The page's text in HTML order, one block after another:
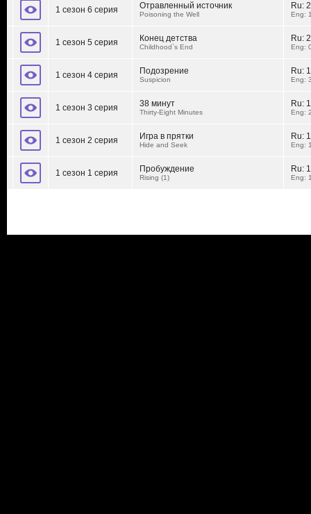
1 сезон 6 серия Отравленный источник
Poisoning the Well
Ru:
Eng:
1 сезон 5 серия Конец детства
Childhood`s End
Ru:
Eng:
1 сезон 4 серия Подозрение
Suspicion
Ru:
Eng:
1 сезон 3 серия 38 минут
Thirty-Eight Minutes
Ru:
Eng:
1 сезон 2 серия Игра в прятки
Hide and Seek
Ru:
Eng:
1 сезон 1 серия Пробуждение
Rising (1)
Ru:
Eng: